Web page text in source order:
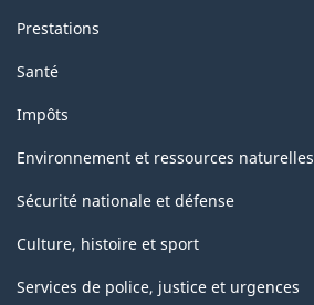
Prestations
Santé
Impôts
Environnement et ressources naturelles
Sécurité nationale et défense
Culture, histoire et sport
Services de police, justice et urgences